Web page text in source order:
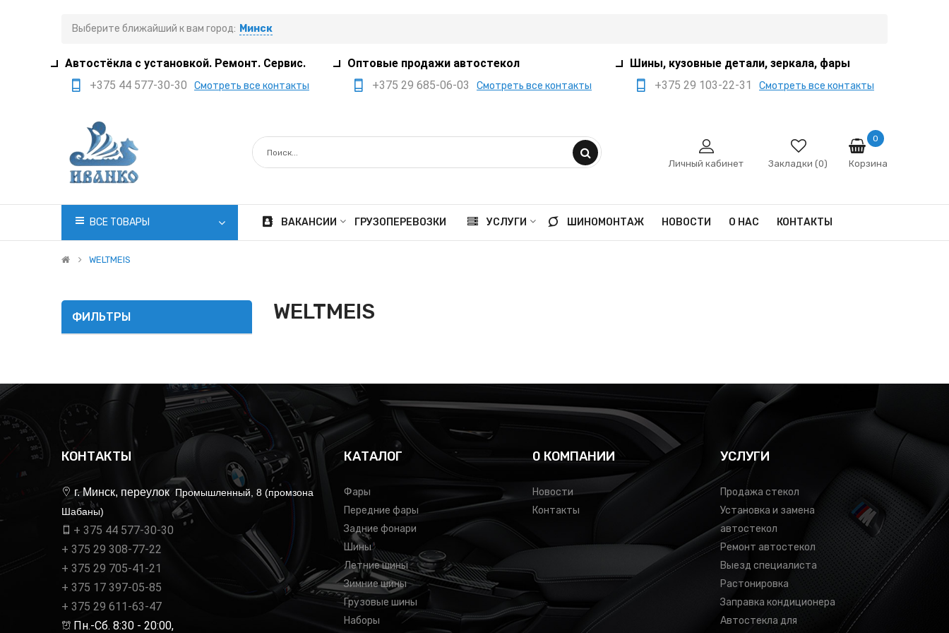
Выберите ближайший к вам город: Минск
Автостёкла с установкой. Ремонт. Сервис.
+375 44 577-30-30
Смотреть все контакты
+375 29 705-41-21
+375 17 397-05-85
office@ivanko.by
Минск, переулок
Промышленный,8/5
Вс. 8:30 - 18:00
Оптовые продажи автостекол
+375 29 685-06-03
Смотреть все контакты
+375 29 385-05-03
+375 29 559-41-21
Минск, переулок
Вс выходной
Шины, кузовные детали, зеркала, фары
+375 29 103-22-31
Смотреть все контакты
+375 29 666-12-68
sale@ivanko.by
Промышленный,8/5
Личный кабинет Закладки (0) Корзина
0
ВСЕ ТОВАРЫ ВАКАНСИИ ГРУЗОПЕРЕВОЗКИ УСЛУГИ ШИНОМОНТАЖ НОВОСТИ О НАС КОНТАКТЫ
WELTMEIS
ФИЛЬТРЫ WELTMEIS
КОНТАКТЫ
г. Минск, переулок Промышленный, 8 (промзона
Шабаны)
+ 375 44 577-30-30
+ 375 29 308-77-22
+ 375 29 705-41-21
+ 375 17 397-05-85
+ 375 29 611-63-47
Пн.-Сб. 8:30 - 20:00,
КАТАЛОГ
Фары
Передние фары
Задние фонари
Шины
Летние шины
Зимние шины
Грузовые шины
Наборы
0 КОМПАНИИ
Новости
Контакты
УСЛУГИ
Продажа стекол
Установка и замена
автостекол
Ремонт автостекол
Выезд специалиста
Растонировка
Заправка кондиционера
Автостекла для